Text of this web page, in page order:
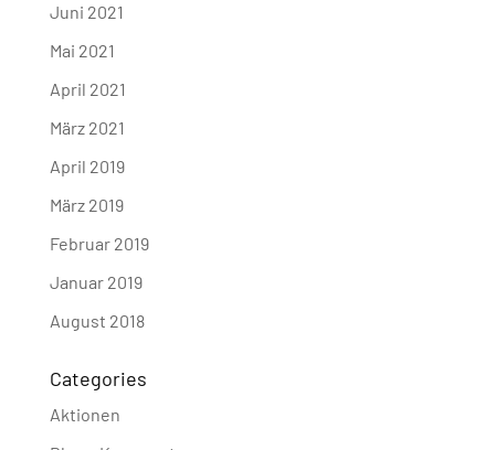
Juni 2021
Mai 2021
April 2021
März 2021
April 2019
März 2019
Februar 2019
Januar 2019
August 2018
Categories
Aktionen